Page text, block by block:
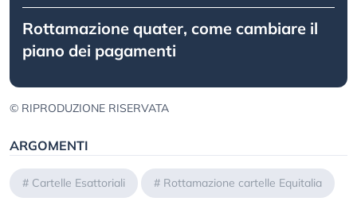
Rottamazione quater, come cambiare il
piano dei pagamenti
© RIPRODUZIONE RISERVATA
ARGOMENTI
# Cartelle Esattoriali # Rottamazione cartelle Equitalia